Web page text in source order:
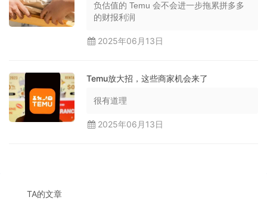
负估值的 Temu 会不会进一步拖累拼多多
的财报利润
2025年06月13日
Temu放大招，这些商家机会来了
很有道理
2025年06月13日
TA的文章